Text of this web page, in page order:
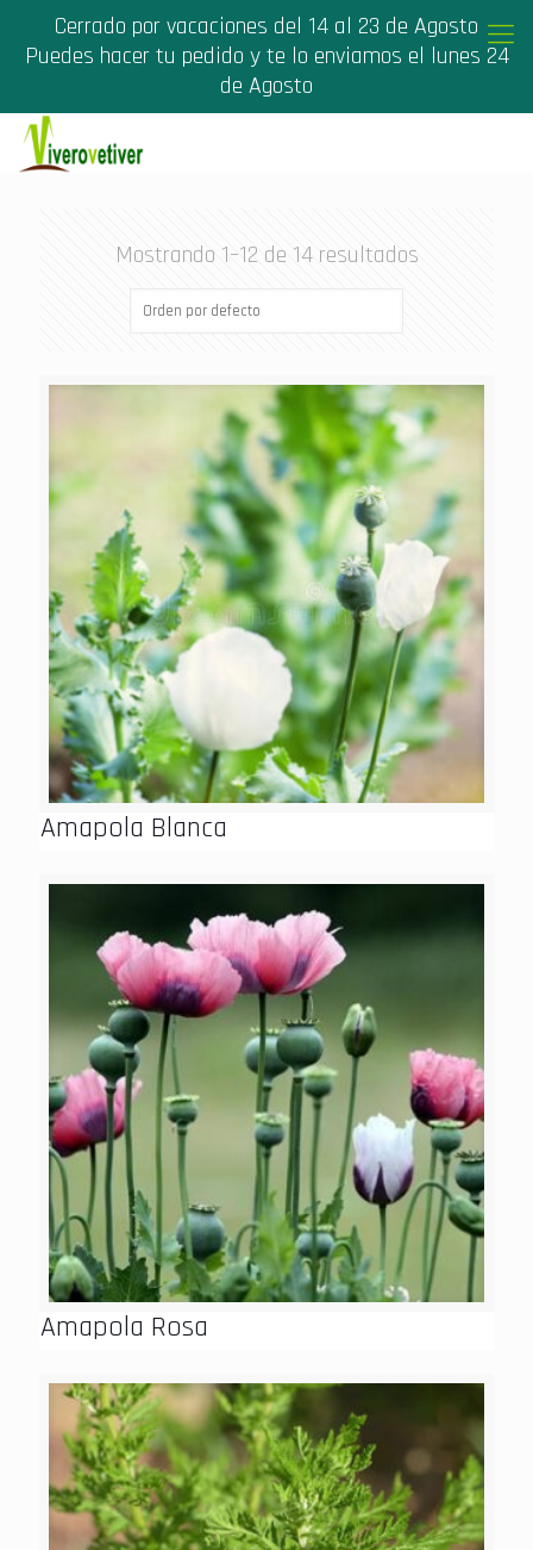
Cerrado por vacaciones del 14 al 23 de Agosto
Puedes hacer tu pedido y te lo enviamos el lunes 24
de Agosto
Mostrando 1–12 de 14 resultados
Amapola Blanca
Amapola Rosa